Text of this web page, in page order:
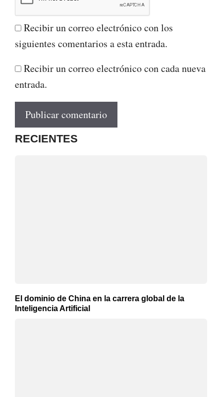
Recibir un correo electrónico con los
siguientes comentarios a esta entrada.
Recibir un correo electrónico con cada nueva
entrada.
RECIENTES
El dominio de China en la carrera global de la
Inteligencia Artificial